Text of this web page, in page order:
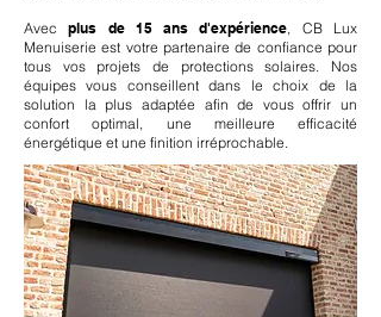
Avecplus de 15 ans d'expérience, CB Lux
Menuiserie est votre partenaire de confiance pour
tous vos projets de protections solaires. Nos
équipes vous conseillent dans le choix de la
solution la plus adaptée afin de vous offrir un
confort optimal, une meilleure efficacité
énergétique et une finition irréprochable.